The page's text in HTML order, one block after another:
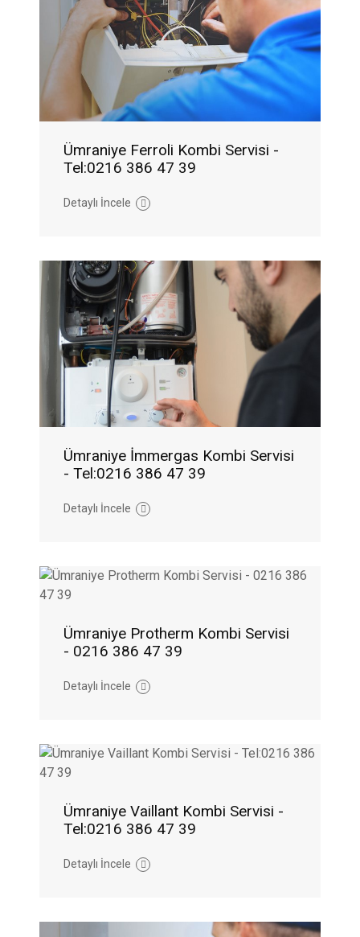
Ümraniye Ferroli Kombi Servisi -
Tel:0216 386 47 39
Detaylı İncele
Ümraniye İmmergas Kombi Servisi
- Tel:0216 386 47 39
Detaylı İncele
Ümraniye Protherm Kombi Servisi
- 0216 386 47 39
Detaylı İncele
Ümraniye Vaillant Kombi Servisi -
Tel:0216 386 47 39
Detaylı İncele